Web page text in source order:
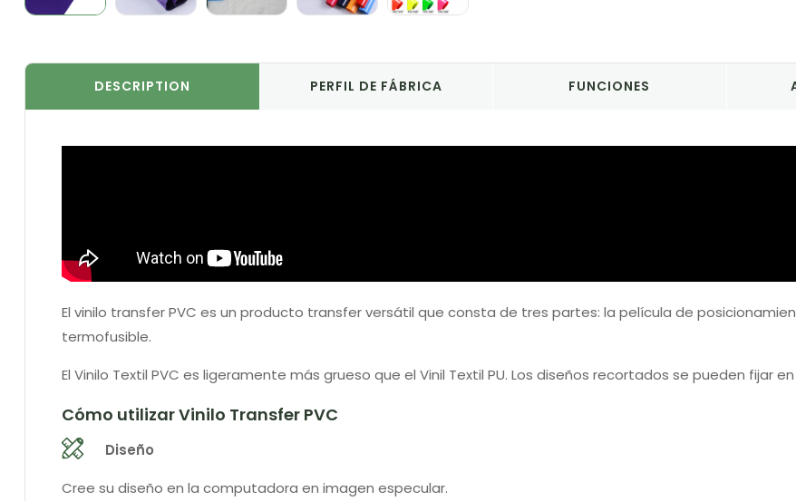
DESCRIPTION PERFIL DE FÁBRICA FUNCIONES
El vinilo transfer PVC es un producto transfer versátil que consta de tres partes: la película de
termofusible.
El Vinilo Textil PVC es ligeramente más grueso que el Vinil Textil PU. Los diseños recortados se pueden fijar
Cómo utilizar Vinilo Transfer PVC
Diseño
Cree su diseño en la computadora en imagen especular.